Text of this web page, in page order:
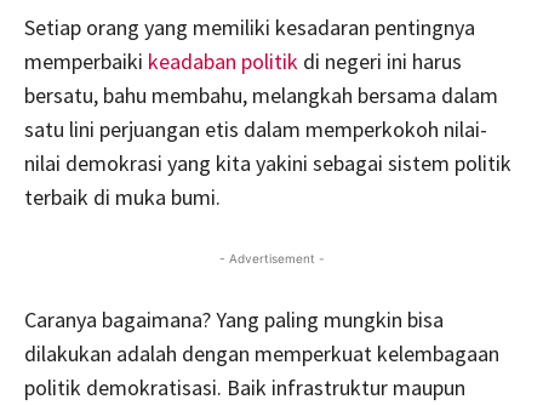
Setiap orang yang memiliki kesadaran pentingnya
memperbaiki keadaban politik di negeri ini harus
bersatu, bahu membahu, melangkah bersama dalam
satu lini perjuangan etis dalam memperkokoh nilai-
nilai demokrasi yang kita yakini sebagai sistem politik
terbaik di muka bumi.
- Advertisement -
Caranya bagaimana? Yang paling mungkin bisa
dilakukan adalah dengan memperkuat kelembagaan
politik demokratisasi. Baik infrastruktur maupun